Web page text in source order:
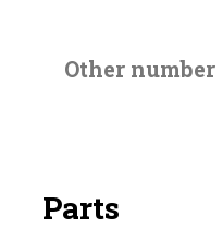
Other number
Parts